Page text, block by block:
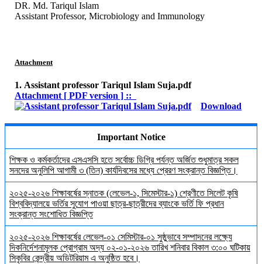
DR. Md. Tariqul Islam
Assistant Professor, Microbiology and Immunology
Attachment
1. Assistant professor Tariqul Islam Suja.pdf
Attachment [ PDF version ] ::
Download
Important Notice
শিক্ষক ও কর্মকর্তাদের এসএসসি হতে সর্বোচ্চ ডিগ্রি পর্যন্ত অর্জিত শুধুমাত্র সকল
সনদের অনুলিপি আগামী ৩ (তিন) কার্যদিবসের মধ্যে প্রেরণ সংক্রান্ত বিজ্ঞপ্তি।
২০২৫-২০২৬ শিক্ষাবর্ষের স্নাতক (লেভেল-১, সিমেস্টার-১) শ্রেণীতে সিলেট কৃষি
বিশ্ববিদ্যালয়ে ভর্তির সুযোগ পাওয়া ছাত্র-ছাত্রীদের ব্যাংকে ভর্তি ফি প্রধান
সংক্রান্ত সংশোধিত বিজ্ঞপ্তি
২০২৫-২০২৬ শিক্ষাবর্ষের লেভেল-০১ সেমিস্টার-০১ সুষ্ঠুভাবে সম্পাদনের লক্ষ্যে
দিকনির্দেশনামূলক প্রোগ্রাম অদ্য ০২-০১-২০২৬ তারিখ শনিবার বিকাল ৩:০০ ঘটিকায়
সিকৃবির কেন্দ্রীয় অডিটরিয়াম এ অনুষ্ঠিত হবে।